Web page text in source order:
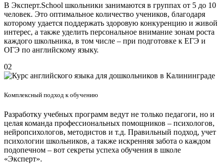
В Эксперт.School школьники занимаются в группах от 5 до 10
человек. Это оптимальное количество учеников, благодаря
которому удается поддержать здоровую конкуренцию и живой
интерес, а также уделить персональное внимание зонам роста
каждого школьника, в том числе – при подготовке к ЕГЭ и
ОГЭ по английскому языку.
02
Комплексный подход к обучению
Разработку учебных программ ведут не только педагоги, но и
целая команда профессиональных помощников – психологов,
нейропсихологов, методистов и т.д. Правильный подход, учет
психологии школьников, а также искренняя забота о каждом
подопечном – вот секреты успеха обучения в школе
«Эксперт».